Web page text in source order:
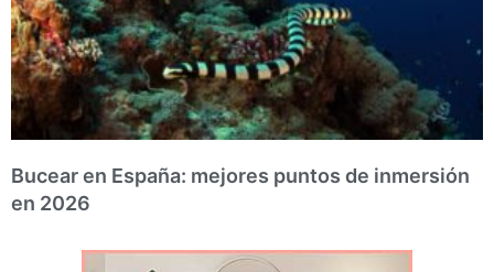
Bucear en España: mejores puntos de inmersión
en 2026